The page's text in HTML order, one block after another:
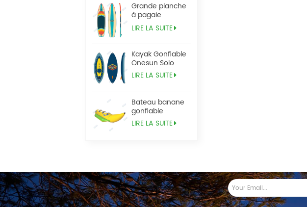
Grande planche
à pagaie
Tandem Sup
LIRE LA SUITE
Kayak Gonflable
Onesun Solo
LIRE LA SUITE
Bateau banane
gonflable
LIRE LA SUITE